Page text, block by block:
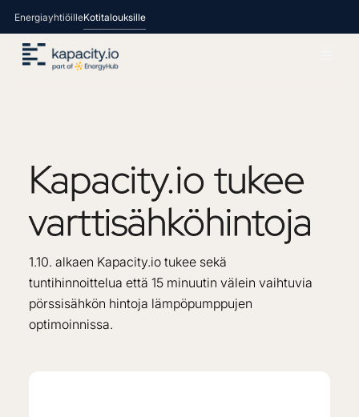
EnergiayhtiöilleKotitalouksille
Kapacity.iotukee
varttisähköhintoja
1.10. alkaen Kapacity.io tukee sekä
tuntihinnoittelua että 15 minuutin välein vaihtuvia
pörssisähkön hintoja lämpöpumppujen
optimoinnissa.